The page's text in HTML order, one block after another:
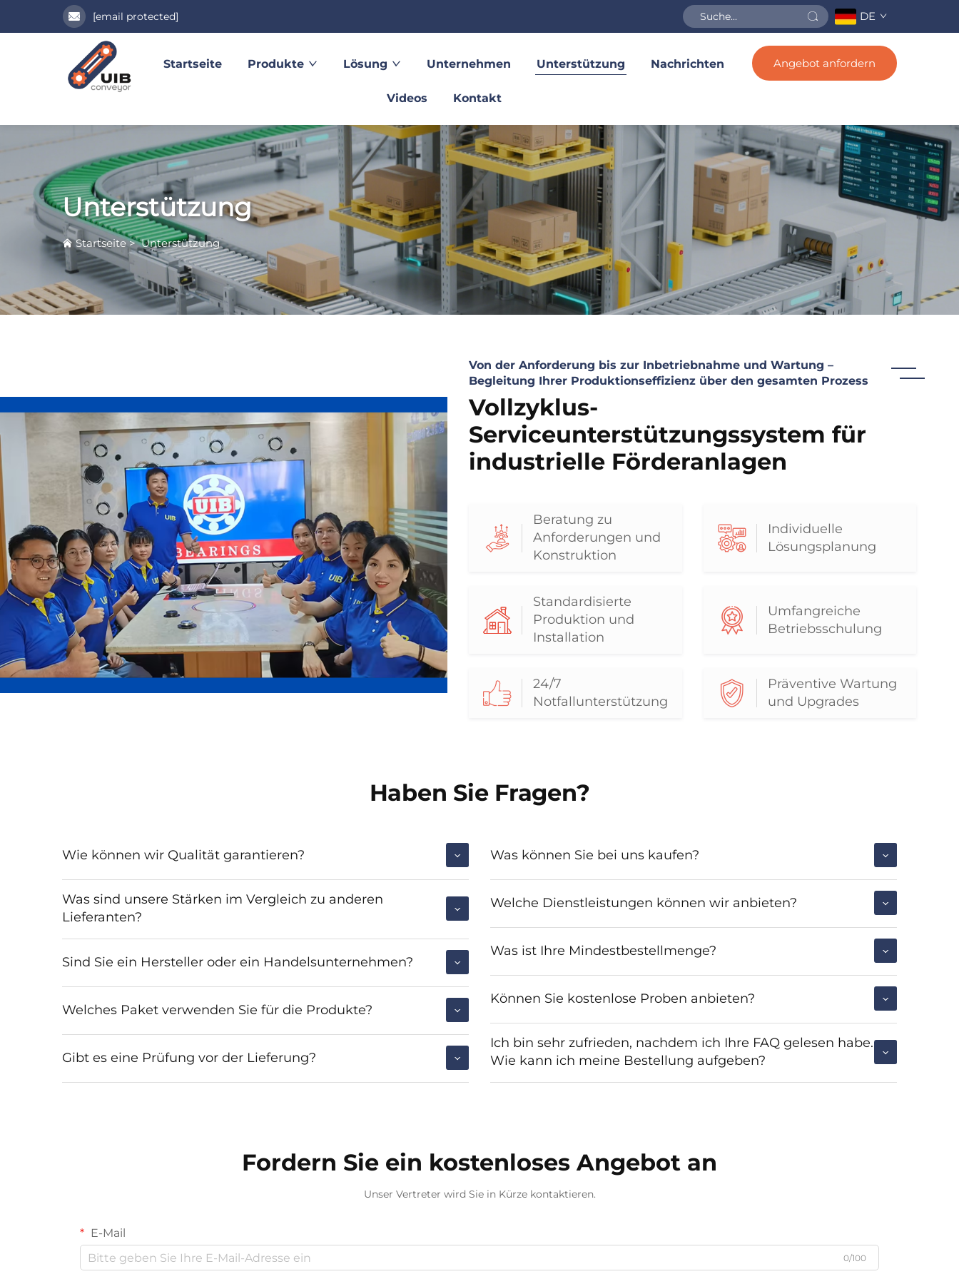
[email protected] DE
Startseite Produkte Lösung Unternehmen Unterstützung Nachrichten
Videos Kontakt
Angebot anfordern
Unterstützung
Startseite>Unterstützung
Von der Anforderung bis zur Inbetriebnahme und Wartung –
Begleitung Ihrer Produktionseffizienz über den gesamten Prozess
Vollzyklus-
Serviceunterstützungssystem für
industrielle Förderanlagen
Beratung zu
Anforderungen und
Konstruktion
Individuelle
Lösungsplanung
Standardisierte
Produktion und
Installation
Umfangreiche
Betriebsschulung
24/7
Notfallunterstützung
Präventive Wartung
und Upgrades
Haben Sie Fragen?
Wie können wir Qualität garantieren?
Was sind unsere Stärken im Vergleich zu anderen
Lieferanten?
Sind Sie ein Hersteller oder ein Handelsunternehmen?
Welches Paket verwenden Sie für die Produkte?
Gibt es eine Prüfung vor der Lieferung?
Was können Sie bei uns kaufen?
Welche Dienstleistungen können wir anbieten?
Was ist Ihre Mindestbestellmenge?
Können Sie kostenlose Proben anbieten?
Ich bin sehr zufrieden, nachdem ich Ihre FAQ gelesen habe.
Wie kann ich meine Bestellung aufgeben?
Fordern Sie ein kostenloses Angebot an
Unser Vertreter wird Sie in Kürze kontaktieren.
E-Mail
0/100